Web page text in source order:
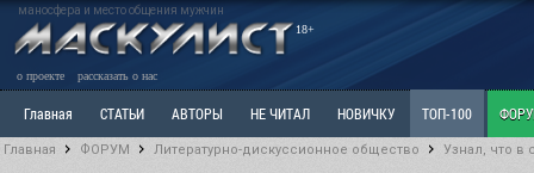
маносфера и место общения мужчин
18+
о проекте рассказать о нас
Главная СТАТЬИ АВТОРЫ НЕ ЧИТАЛ НОВИЧКУ ТОП-100
Ветка: Расстаюсь или Развожусь. САНЧАС Ветка: Наболевшее. Выскажись!
Главная ФОРУМ Литературно-дискуссионное общество Узнал, что в